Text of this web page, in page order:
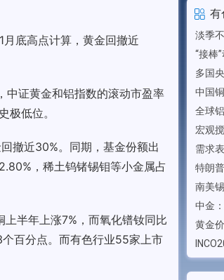
底高点计算，黄金回撤近
证黄金和铝指数的滚动市盈率
低位。
撤近30%。同期，基金份额出
，稀土钨锗锡钼等小金属占
半年上涨7%，而氧化镨钕同比
百分点。而有色行业55家上市
有
淡季
“接棒
多国
宏观
需求
特朗
中金
黄金